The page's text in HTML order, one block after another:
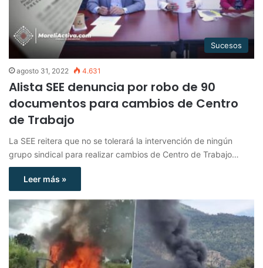
Sucesos
agosto 31, 2022 4.631
Alista SEE denuncia por robo de 90
documentos para cambios de Centro
de Trabajo
La SEE reitera que no se tolerará la intervención de ningún
grupo sindical para realizar cambios de Centro de Trabajo…
Leer más »